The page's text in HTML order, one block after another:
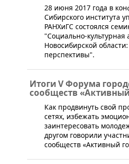
​28 июня 2017 года в
Сибирского института
РАНХиГС состоялся
"Социально-
Новосибирской
перспективы".
Итоги V Форума
сообществ
​Как продвинуть свой
сетях, избежать
заинтересовать
другом говорили
сообществ «Активный